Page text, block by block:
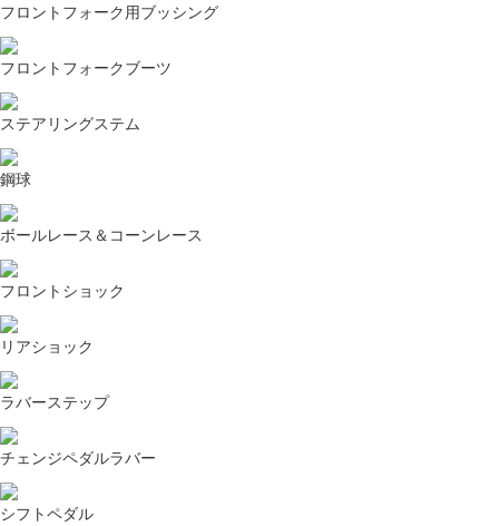
フロントフォーク用ブッシング
フロントフォークブーツ
ステアリングステム
鋼球
ボールレース＆コーンレース
フロントショック
リアショック
ラバーステップ
チェンジペダルラバー
シフトペダル